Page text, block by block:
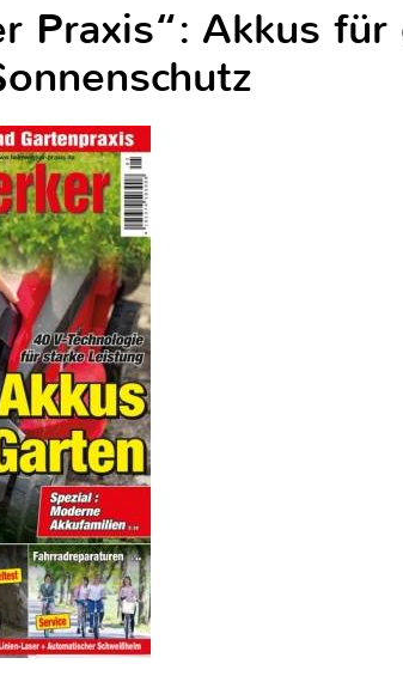
Praxis“: Akkus für